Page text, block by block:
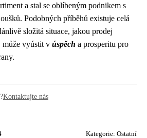
a stal se oblíbeným podnikem s
Podobných příběhů existuje celá
složitá situace, jakou prodej
může vyústit v úspěch a prosperitu pro
Kontaktujte nás
Kategorie: Ostatní